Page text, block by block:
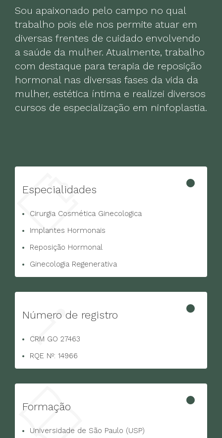
Sou apaixonado pelo campo no qual
trabalho pois ele nos permite atuar em
diversas frentes de cuidado envolvendo
a saúde da mulher. Atualmente, trabalho
com destaque para terapia de reposição
hormonal nas diversas fases da vida da
mulher, estética íntima e realizei diversos
cursos de especialização em ninfoplastia.
Especialidades
Cirurgia Cosmética Ginecologica
Implantes Hormonais
Reposição Hormonal
Ginecologia Regenerativa
Número de registro
CRM GO 27463
RQE Nº: 14966
Formação
Universidade de São Paulo (USP)